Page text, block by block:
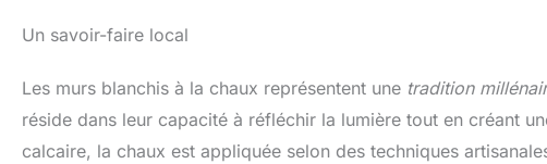
Un savoir-faire local
Les murs blanchis à la chaux représentent une tradition
réside dans leur capacité à réfléchir la lumière tout en créant
calcaire, la chaux est appliquée selon des techniques